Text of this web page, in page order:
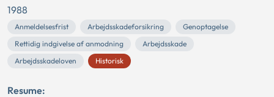
1988
Anmeldelsesfrist Arbejdsskadeforsikring
Genoptagelse
Rettidig indgivelse af anmodning
Arbejdsskade
Arbejdsskadeloven
Historisk
Resume: